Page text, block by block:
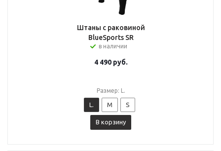
Штаны с раковиной
BlueSports SR
в наличии
4 490руб.
Размер: L.
L. M S
В корзину